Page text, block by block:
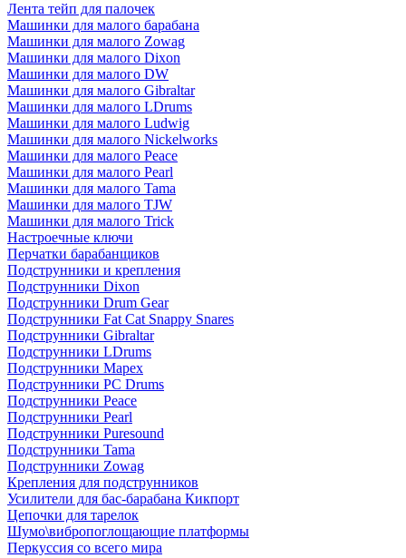
Лента тейп для палочек
Машинки для малого барабана
Машинки для малого Zowag
Машинки для малого Dixon
Машинки для малого DW
Машинки для малого Gibraltar
Машинки для малого LDrums
Машинки для малого Ludwig
Машинки для малого Nickelworks
Машинки для малого Peace
Машинки для малого Pearl
Машинки для малого Tama
Машинки для малого TJW
Машинки для малого Trick
Настроечные ключи
Перчатки барабанщиков
Подструнники и крепления
Подструнники Dixon
Подструнники Drum Gear
Подструнники Fat Cat Snappy Snares
Подструнники Gibraltar
Подструнники LDrums
Подструнники Mapex
Подструнники PC Drums
Подструнники Peace
Подструнники Pearl
Подструнники Puresound
Подструнники Tama
Подструнники Zowag
Крепления для подструнников
Усилители для бас-барабана Кикпорт
Цепочки для тарелок
Шумо\вибропоглощающие платформы
Перкуссия со всего мира